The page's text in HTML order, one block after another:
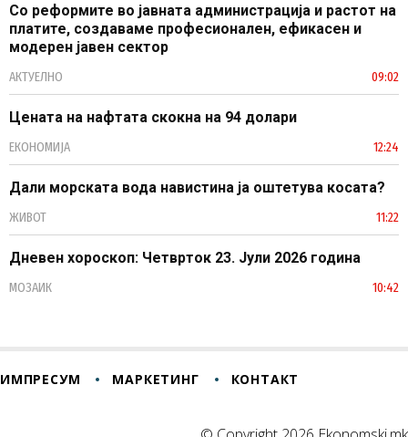
Со реформите во јавната администрација и растот на
платите, создаваме професионален, ефикасен и
модерен јавен сектор
АКТУЕЛНО 09:02
Цената на нафтата скокна на 94 долари
ЕКОНОМИЈА 12:24
Дали морската вода навистина ја оштетува косата?
ЖИВОТ 11:22
Дневен хороскоп: Четврток 23. Јули 2026 година
МОЗАИК 10:42
ИМПРЕСУМ МАРКЕТИНГ КОНТАКТ